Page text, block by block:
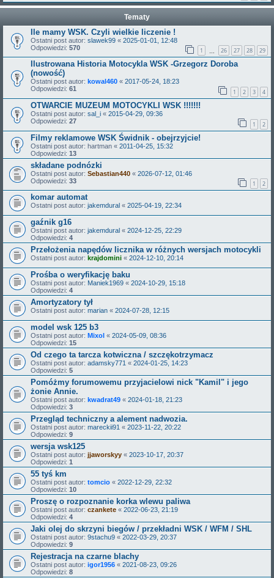
Tematy
Ile mamy WSK. Czyli wielkie liczenie !
Ostatni post autor: slawek99 « 2025-01-01, 12:48
Odpowiedzi: 570 1 26 27 28 29
Ilustrowana Historia Motocykla WSK -Grzegorz Doroba
(nowość)
Ostatni post autor: kowal460 « 2017-05-24, 18:23
Odpowiedzi: 61 1 2 3 4
OTWARCIE MUZEUM MOTOCYKLI WSK !!!!!!!
Ostatni post autor: sal_i « 2015-04-29, 09:36
Odpowiedzi: 27 1 2
Filmy reklamowe WSK Świdnik - obejrzyjcie!
Ostatni post autor: hartman « 2011-04-25, 15:32
Odpowiedzi: 13
składane podnózki
Ostatni post autor: Sebastian440 « 2026-07-12, 01:46
Odpowiedzi: 33 1 2
komar automat
Ostatni post autor: jakemdural « 2025-04-19, 22:34
gaźnik g16
Ostatni post autor: jakemdural « 2024-12-25, 22:29
Odpowiedzi: 4
Przełożenia napędów licznika w różnych wersjach motocykli
Ostatni post autor: krajdomini « 2024-12-10, 20:14
Prośba o weryfikację baku
Ostatni post autor: Maniek1969 « 2024-10-29, 15:18
Odpowiedzi: 4
Amortyzatory tył
Ostatni post autor: marian « 2024-07-28, 12:15
model wsk 125 b3
Ostatni post autor: Mixol « 2024-05-09, 08:36
Odpowiedzi: 15
Od czego ta tarcza kotwiczna / szczękotrzymacz
Ostatni post autor: adamsky771 « 2024-01-25, 14:23
Odpowiedzi: 5
Pomóżmy forumowemu przyjacielowi nick "Kamil" i jego
żonie Annie.
Ostatni post autor: kwadrat49 « 2024-01-18, 21:23
Odpowiedzi: 3
Przegląd techniczny a alement nadwozia.
Ostatni post autor: mareckii91 « 2023-11-22, 20:22
Odpowiedzi: 9
wersja wsk125
Ostatni post autor: jjaworskyy « 2023-10-17, 20:37
Odpowiedzi: 1
55 tyś km
Ostatni post autor: tomcio « 2022-12-29, 22:32
Odpowiedzi: 10
Proszę o rozpoznanie korka wlewu paliwa
Ostatni post autor: czankete « 2022-06-23, 21:19
Odpowiedzi: 4
Jaki olej do skrzyni biegów / przekładni WSK / WFM / SHL
Ostatni post autor: 9stachu9 « 2022-03-29, 20:37
Odpowiedzi: 9
Rejestracja na czarne blachy
Ostatni post autor: igor1956 « 2021-08-23, 09:26
Odpowiedzi: 8